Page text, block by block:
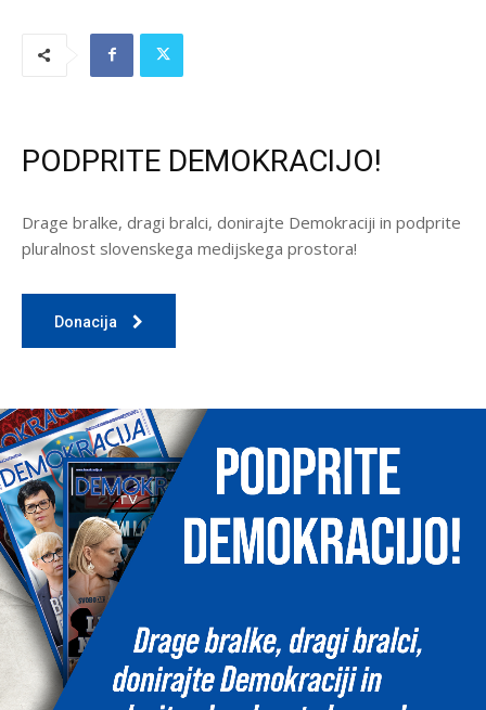
PODPRITE DEMOKRACIJO!
Drage bralke, dragi bralci, donirajte Demokraciji in podprite
pluralnost slovenskega medijskega prostora!
Donacija